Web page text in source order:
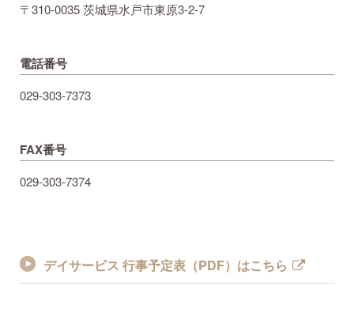
〒310-0035 茨城県水戸市東原3-2-7
電話番号
029-303-7373
FAX番号
029-303-7374
デイサービス 行事予定表（PDF）はこちら